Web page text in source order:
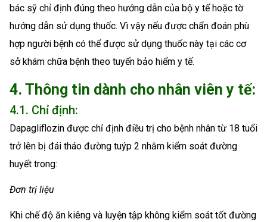
bác sỹ chỉ định đúng theo hướng dẫn của bộ y tế hoặc tờ
hướng dẫn sử dụng thuốc. Vì vậy nếu được chẩn đoán phù
hợp người bệnh có thể được sử dụng thuốc này tại các cơ
sở khám chữa bệnh theo tuyến bảo hiểm y tế.
4. Thông tin dành cho nhân viên y tế:
4.1. Chỉ định:
Dapagliflozin được chỉ định điều trị cho bệnh nhân từ 18 tuổi
trở lên bị đái tháo đường tuýp 2 nhằm kiểm soát đường
huyết trong:
Đơn trị liệu
Khi chế độ ăn kiêng và luyện tập không kiểm soát tốt đường